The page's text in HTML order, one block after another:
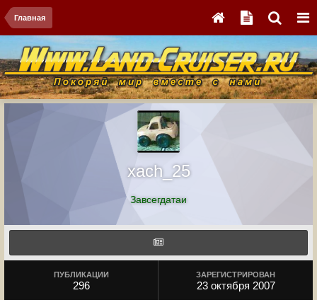
Главная
xach_25
Завсегдатаи
ПУБЛИКАЦИИ
296
ЗАРЕГИСТРИРОВАН
23 октября 2007